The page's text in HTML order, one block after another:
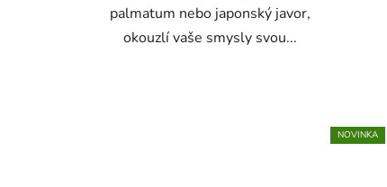
palmatum nebo japonský javor,
okouzlí vaše smysly svou...
NOVINKA